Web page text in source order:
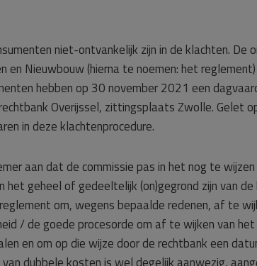
niet-ontvankelijk zijn in de klachten. De
en Nieuwbouw (hierna te noemen: het
hebben op 30 november 2021 een
Overijssel, zittingsplaats Zwolle. Gelet
in deze klachtenprocedure.
aan dat de commissie pas in het nog te
geheel of gedeeltelijk (on)gegrond zijn van
om, wegens bepaalde redenen, af te
/ de goede procesorde om af te wijken van
en om op die wijze door de rechtbank een